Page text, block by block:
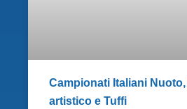
Campionati Italiani
artistico e Tuffi